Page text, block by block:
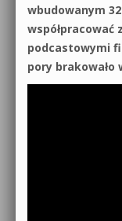
wbudowanym
podcastowymi
pory